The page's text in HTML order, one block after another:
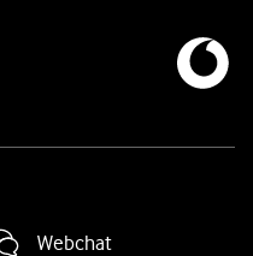
Webchat